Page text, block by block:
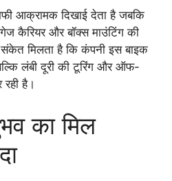
आक्रामक दिखाई देता है जबकि
कैरियर और बॉक्स माउंटिंग की
मिलता है कि कंपनी इस बाइक
लंबी दूरी की टूरिंग और ऑफ-
रही है।
का मिल